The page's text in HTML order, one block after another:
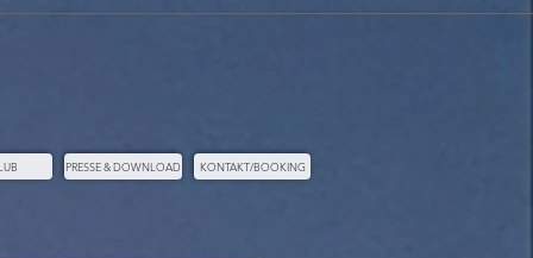
PRESSE & DOWNLOAD KONTAKT/BOOKING